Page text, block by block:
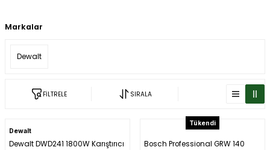
Markalar
Dewalt
FİLTRELE SIRALA
Dewalt
Dewalt DWD241 1800W Karıştırıcı
Tükendi
Bosch Professional GRW 140